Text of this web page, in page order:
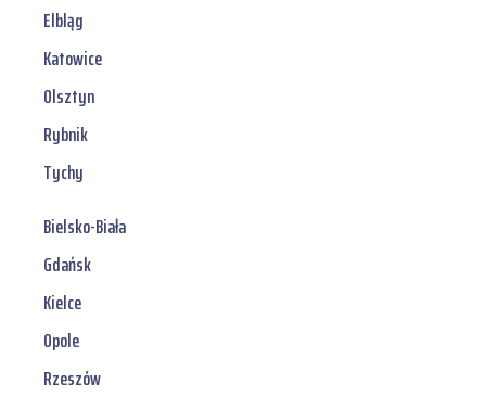
Elbląg
Katowice
Olsztyn
Rybnik
Tychy
Bielsko-Biała
Gdańsk
Kielce
Opole
Rzeszów